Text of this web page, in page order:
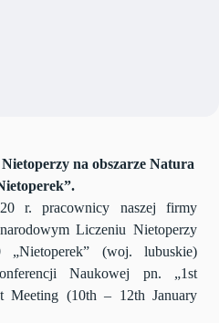
na obszarze Natura
r. pracownicy naszej firmy
Liczeniu Nietoperzy
(woj. lubuskie)
Naukowej pn. „1st
Meeting (10th – 12th January